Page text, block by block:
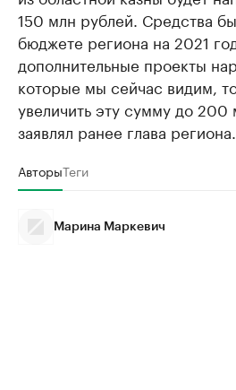
150 млн рублей. Средства
бюджете региона на 2021
дополнительные проекты
которые мы сейчас видим,
увеличить эту сумму до
заявлял ранее глава региона.
АвторыТеги
Марина Маркевич